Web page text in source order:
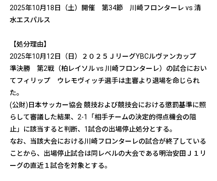
2025年10月18日（土）開催 第34節 川崎フロンターレ vs 清
水エスパルス
【処分理由】
2025年10月12日（日）２０２５ＪリーグYBCルヴァンカップ
準決勝 第2戦（柏レイソル vs 川崎フロンターレ）の試合におい
てフィリップ ウレモヴィッチ選手は主審より退場を命じられ
た。
(公財)日本サッカー協会 競技および競技会における懲罰基準に照
らして審議した結果、2-1「相手チームの決定的得点機会の阻
止」に該当すると判断、1試合の出場停止処分とする。
なお、当該大会における川崎フロンターレの試合が終了している
ことから、出場停止試合は同レベルの大会である明治安田Ｊ１リ
ーグの直近１試合を対象とする。